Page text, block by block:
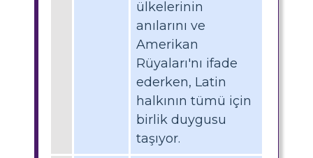
ülkelerinin
anılarını ve
Amerikan
Rüyaları'nı ifade
ederken, Latin
halkının tümü için
birlik duygusu
taşıyor.